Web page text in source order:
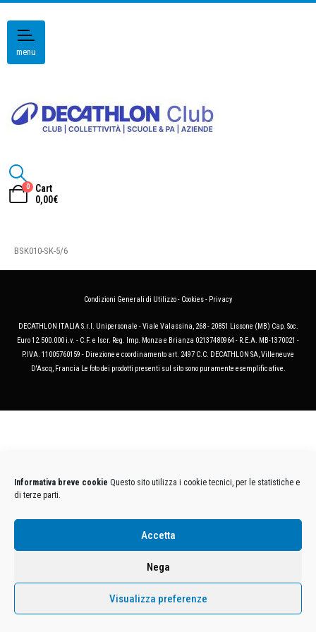
Informativa breve cookie Questo sito utilizza i cookie tecnici, per le statistiche e
di terze parti.
Accetta
Nega
Visualizza preferenze
menu
0
Cart
0,00€
BSK010-SK-5/6
Condizioni Generali di Utilizzo- Cookies- Privacy
DECATHLON ITALIA S.r.l. Unipersonale - Viale Valassina, 268 - 20851 Lissone (MB) Cap. Soc.
Euro 12.500.000 i.v. - C.F. e Iscr. Reg. Imp. Monza e Brianza 02137480964 - R.E.A. MB-1370021 -
P.IVA. 11005760159 - Direzione e coordinamento art. 2497 C.C. DECATHLON SA, Villeneuve
D'Ascq, Francia Le foto dei prodotti presenti sul sito sono puramente esemplificative.